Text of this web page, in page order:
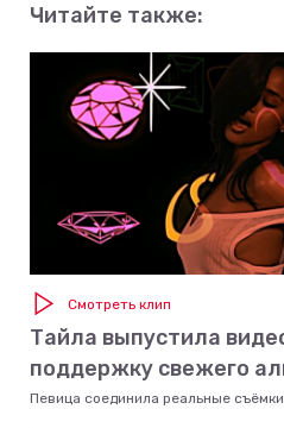
Читайте также:
Смотреть клип
Тайла выпустила
поддержку свежего
Певица соединила реальные